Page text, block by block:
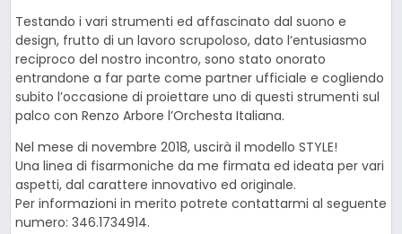
Testando i vari strumenti ed affascinato dal suono e
design, frutto di un lavoro scrupoloso, dato l’entusiasmo
reciproco del nostro incontro, sono stato onorato
entrandone a far parte come partner ufficiale e cogliendo
subito l’occasione di proiettare uno di questi strumenti sul
palco con Renzo Arbore l’Orchesta Italiana.
Nel mese di novembre 2018, uscirà il modello STYLE!
Una linea di fisarmoniche da me firmata ed ideata per vari
aspetti, dal carattere innovativo ed originale.
Per informazioni in merito potrete contattarmi al seguente
numero: 346.1734914.